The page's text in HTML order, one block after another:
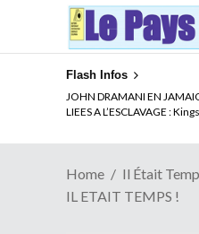
Flash Infos
JOHN DRAMANI EN
LIEES A L’ESCLAVAGE :
Home
Il Était
IL ETAIT TEMPS !